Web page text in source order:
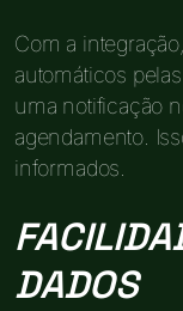
Com a
automáticos
uma notificação
agendamento.
informados.
DADOS